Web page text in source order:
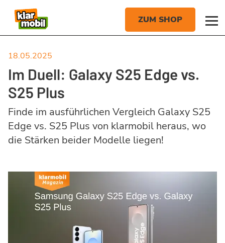
18.05.2025
Im Duell: Galaxy S25 Edge vs.
S25 Plus
Finde im ausführlichen Vergleich Galaxy S25
Edge vs. S25 Plus von klarmobil heraus, wo
die Stärken beider Modelle liegen!